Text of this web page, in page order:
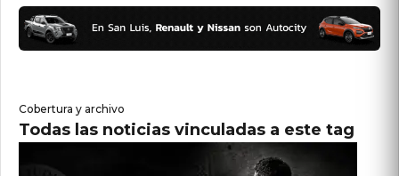
Cobertura y archivo
Todas las noticias vinculadas a este tag